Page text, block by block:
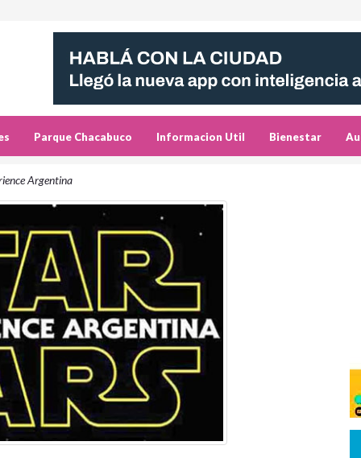
Parque Chacabuco Informacion Util Bienestar
Argentina